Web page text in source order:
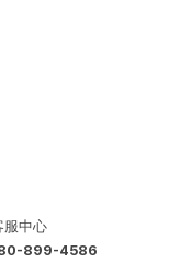
服中心
899-4586